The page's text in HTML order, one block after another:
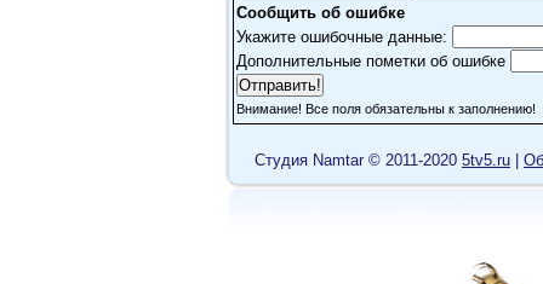
Сообщить об ошибке
Укажите ошибочные данные:
Дополнительные пометки об ошибке
Внимание! Все поля обязательны к заполнению!
Cтудия Namtar © 2011-2020 5tv5.ru